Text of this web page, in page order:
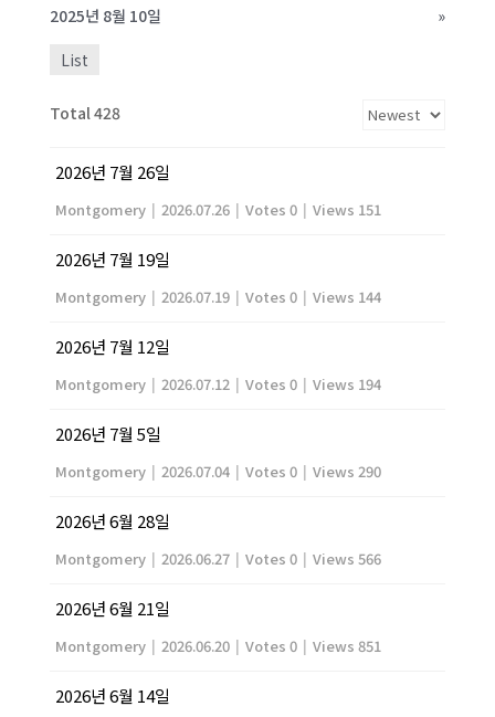
2025년 8월 10일
»
List
Total 428
2026년 7월 26일
Montgomery | 2026.07.26 | Votes 0 | Views 151
2026년 7월 19일
Montgomery | 2026.07.19 | Votes 0 | Views 144
2026년 7월 12일
Montgomery | 2026.07.12 | Votes 0 | Views 194
2026년 7월 5일
Montgomery | 2026.07.04 | Votes 0 | Views 290
2026년 6월 28일
Montgomery | 2026.06.27 | Votes 0 | Views 566
2026년 6월 21일
Montgomery | 2026.06.20 | Votes 0 | Views 851
2026년 6월 14일